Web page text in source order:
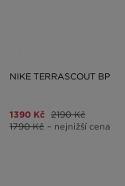
NIKE TERRASCOUT BP
1390 Kč 2190 Kč
1790 Kč – nejnižší cena